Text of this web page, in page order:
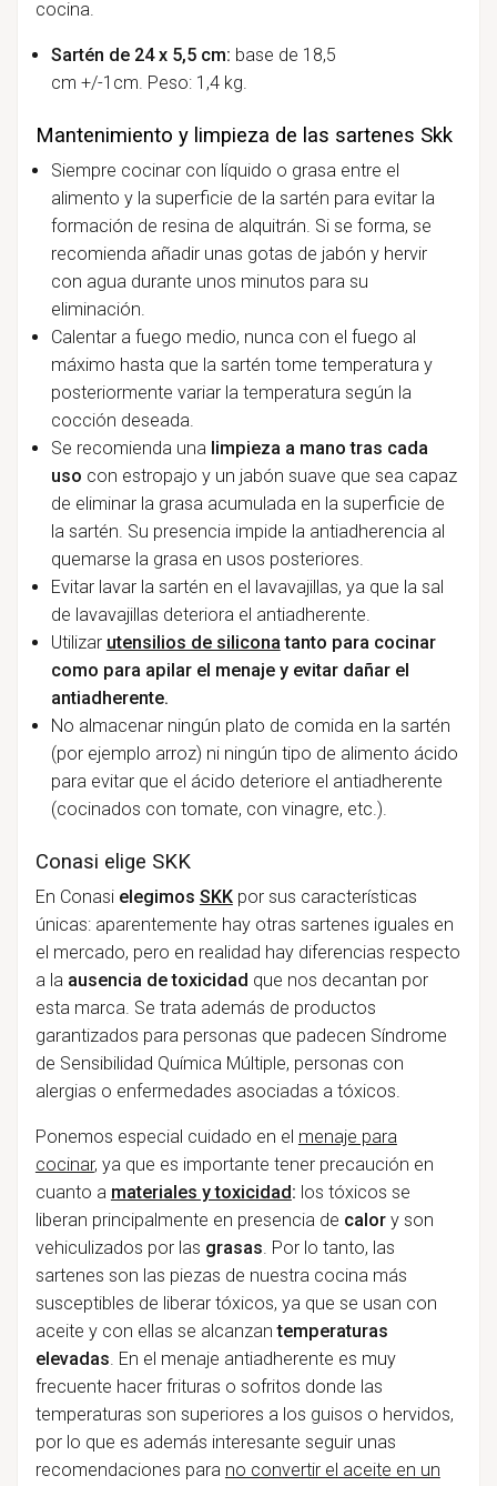
cocina.
Sartén de 24 x 5,5 cm: base de 18,5
cm +/-1cm. Peso: 1,4 kg.
Mantenimiento y limpieza de las sartenes Skk
Siempre cocinar con líquido o grasa entre el
alimento y la superficie de la sartén para evitar la
formación de resina de alquitrán. Si se forma, se
recomienda añadir unas gotas de jabón y hervir
con agua durante unos minutos para su
eliminación.
Calentar a fuego medio, nunca con el fuego al
máximo hasta que la sartén tome temperatura y
posteriormente variar la temperatura según la
cocción deseada.
Se recomienda una limpieza a mano tras cada
uso con estropajo y un jabón suave que sea capaz
de eliminar la grasa acumulada en la superficie de
la sartén. Su presencia impide la antiadherencia al
quemarse la grasa en usos posteriores.
Evitar lavar la sartén en el lavavajillas, ya que la sal
de lavavajillas deteriora el antiadherente.
Utilizar utensilios de silicona tanto para cocinar
como para apilar el menaje y evitar dañar el
antiadherente.
No almacenar ningún plato de comida en la sartén
(por ejemplo arroz) ni ningún tipo de alimento ácido
para evitar que el ácido deteriore el antiadherente
(cocinados con tomate, con vinagre, etc.).
Conasi elige SKK
En Conasi elegimos SKKpor sus características
únicas: aparentemente hay otras sartenes iguales en
el mercado, pero en realidad hay diferencias respecto
a laausencia de toxicidad que nos decantan por
esta marca. Se trata además de productos
garantizados para personas que padecen Síndrome
de Sensibilidad Química Múltiple, personas con
alergias o enfermedades asociadas a tóxicos.
Ponemos especial cuidado en el menaje para
cocinar, ya que es importante tener precaución en
cuanto a materiales y toxicidad: los tóxicos se
liberan principalmente en presencia de calory son
vehiculizados por las grasas. Por lo tanto, las
sartenes son las piezas de nuestra cocina más
susceptibles de liberar tóxicos, ya que se usan con
aceite y con ellas se alcanzantemperaturas
elevadas. En el menaje antiadherente es muy
frecuente hacer frituras o sofritos donde las
temperaturas son superiores a los guisos o hervidos,
por lo que es además interesante seguir unas
recomendaciones para no convertir el aceite en un